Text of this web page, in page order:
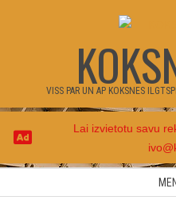
VISS PAR UN AP KOKSNES
Lai izvietotu savu
Navigation